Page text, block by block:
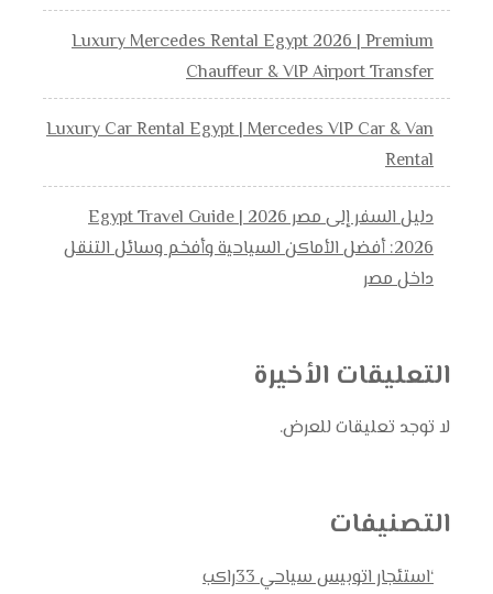
Luxury Mercedes Rental Egypt 2026 | Premium
Chauffeur & VIP Airport Transfer
Luxury Car Rental Egypt | Mercedes VIP Car & Van
Rental
دليل السفر إلى مصر 2026 | Egypt Travel Guide
2026: أفضل الأماكن السياحية وأفخم وسائل التنقل
داخل مصر
التعليقات الأخيرة
لا توجد تعليقات للعرض.
التصنيفات
‘استئجار اتوبيس سياحي 33راكب